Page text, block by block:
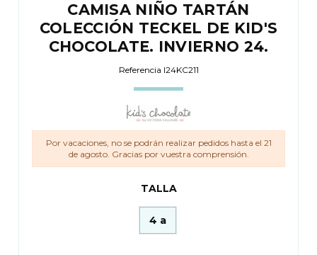
CAMISA NIÑO TARTÁN
COLECCIÓN TECKEL DE KID'S
CHOCOLATE. INVIERNO 24.
Referencia I24KC211
Por vacaciones, no se podrán realizar pedidos hasta el 21
de agosto. Gracias por vuestra comprensión.
TALLA
4 a